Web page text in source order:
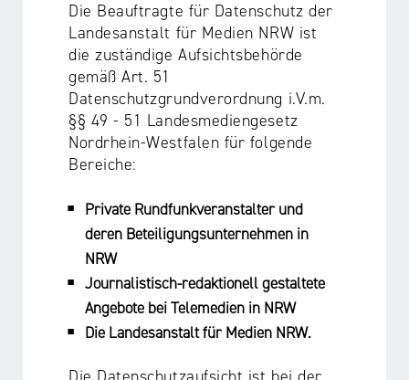
Die Beauftragte für Datenschutz der
Landesanstalt für Medien NRW ist
die zuständige Aufsichtsbehörde
gemäß Art. 51
Datenschutzgrundverordnung i.V.m.
§§ 49 - 51 Landesmediengesetz
Nordrhein-Westfalen für folgende
Bereiche:
Private Rundfunkveranstalter und
deren Beteiligungsunternehmen in
NRW
Journalistisch-redaktionell gestaltete
Angebote bei Telemedien in NRW
Die Landesanstalt für Medien NRW.